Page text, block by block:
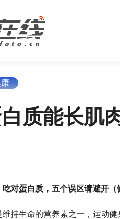
质能长肌
吃对蛋白质，五个误区请避开（
维持生命的营养素之一，运动